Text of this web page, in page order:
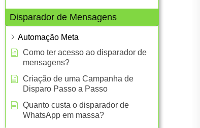
Disparador de Mensagens
Automação Meta
Como ter acesso ao disparador de
mensagens?
Criação de uma Campanha de
Disparo Passo a Passo
Quanto custa o disparador de
WhatsApp em massa?